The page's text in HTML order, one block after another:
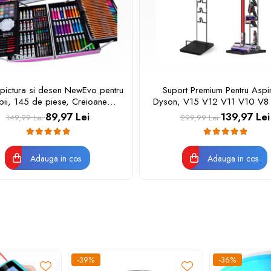
si desen NewEvo pentru
145 de piese, Creioane
Creioane cerate, Markere,
Radiera și multe alte
Cutie Metalica, Model Zane
149,99 Lei89,97 Lei
Adauga in cos
Suport Premium Pentru
Dyson, V15 V12 V11 V10
GEN5 , NewEvo®, Montaj
in Pereti, Instalare Rapida,
Stabila, Economisire
126x22x28.5 cm, Negru
299,99 Lei139,97 Lei
Adauga in cos
-39% -36%